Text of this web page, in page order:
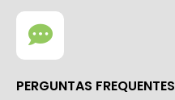
PERGUNTAS FREQUENTES